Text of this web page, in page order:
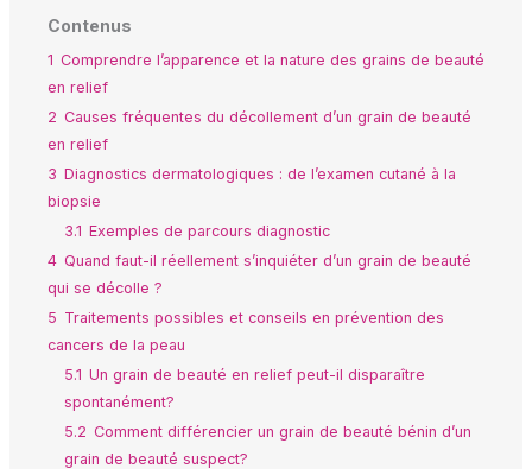
Contenus
1 Comprendre l’apparence et la nature des grains de beauté
en relief
2 Causes fréquentes du décollement d’un grain de beauté
en relief
3 Diagnostics dermatologiques : de l’examen cutané à la
biopsie
3.1 Exemples de parcours diagnostic
4 Quand faut-il réellement s’inquiéter d’un grain de beauté
qui se décolle ?
5 Traitements possibles et conseils en prévention des
cancers de la peau
5.1 Un grain de beauté en relief peut-il disparaître
spontanément?
5.2 Comment différencier un grain de beauté bénin d’un
grain de beauté suspect?